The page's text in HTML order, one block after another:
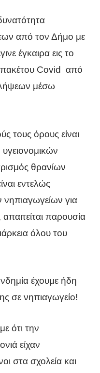
από τον Δήμο με
έγκαιρα εις το
Cοvid από
μέσω
τους όρους είναι
θρανίων
εντελώς
για
παρουσία
όλου του
έχουμε ήδη
σε νηπιαγωγείο!
ότι την
είχαν
στα σχολεία και